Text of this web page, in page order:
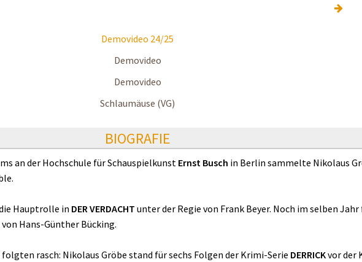
Demovideo 24/25
Demovideo
Demovideo
Schlaumäuse (VG)
BIOGRAFIE
an der Hochschule für Schauspielkunst Ernst Busch in Berlin sammelte Nikolaus
Hauptrolle in DER VERDACHT unter der Regie von Frank Beyer. Noch im selben
von Hans-Günther Bücking.
rasch: Nikolaus Gröbe stand für sechs Folgen der Krimi-Serie DERRICKvor der